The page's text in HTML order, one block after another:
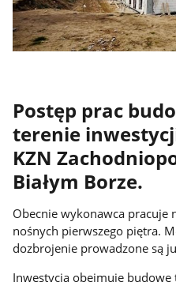
Postęp prac
terenie
KZN
Białym Borze.
Obecnie wykonawca pracuje
nośnych pierwszego piętra.
dozbrojenie prowadzone są
Inwestycja obejmuje budowę